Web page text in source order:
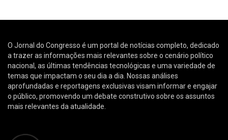
O Jornal do Congresso é um portal de notícias completo, dedicado
a trazer as informações mais relevantes sobre o cenário político
nacional, as últimas tendências tecnológicas e uma variedade de
temas que impactam o seu dia a dia. Nossas análises
aprofundadas e reportagens exclusivas visam informar e engajar
o público, promovendo um debate construtivo sobre os assuntos
mais relevantes da atualidade.